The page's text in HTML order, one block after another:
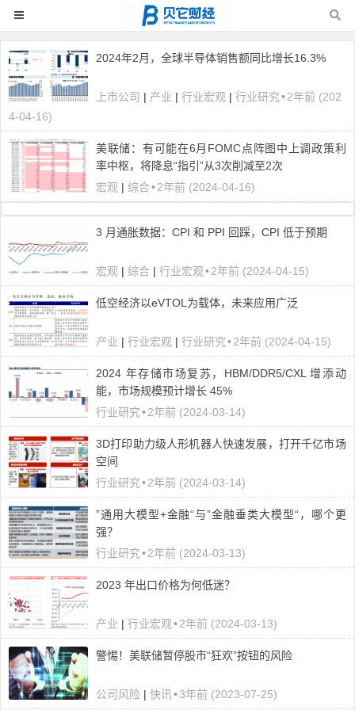
2024年2月，全球半导体销售额同比增长16.3%
上市公司 | 产业 | 行业宏观 | 行业研究•2年前 (202
4-04-16)
美联储：有可能在6月FOMC点阵图中上调政策利
率中枢，将降息“指引”从3次削减至2次
宏观 | 综合•2年前 (2024-04-16)
3 月通胀数据：CPI 和 PPI 回踩，CPI 低于预期
宏观 | 综合 | 行业宏观•2年前 (2024-04-15)
低空经济以eVTOL为载体，未来应用广泛
产业 | 行业宏观 | 行业研究•2年前 (2024-04-15)
2024 年存储市场复苏，HBM/DDR5/CXL 增添动
能，市场规模预计增长 45%
行业研究•2年前 (2024-03-14)
3D打印助力级人形机器人快速发展，打开千亿市场
空间
行业研究•2年前 (2024-03-14)
”通用大模型+金融“与”金融垂类大模型“，哪个更
强？
行业研究•2年前 (2024-03-13)
2023 年出口价格为何低迷？
产业 | 行业宏观•2年前 (2024-03-13)
警惕！美联储暂停股市“狂欢”按钮的风险
公司风险 | 快讯 •3年前 (2023-07-25)